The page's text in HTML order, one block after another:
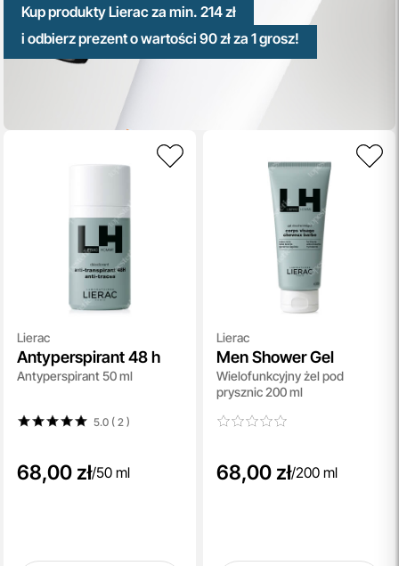
Kup produkty Lierac za min. 214 zł
i odbierz prezent o wartości 90 zł za 1 grosz!
Lierac
Antyperspirant 48 h
Antyperspirant 50 ml
5.0 ( 2 )
68,00 zł/50 ml
Lierac
Men Shower Gel
Wielofunkcyjny żel pod
prysznic 200 ml
68,00 zł/200 ml